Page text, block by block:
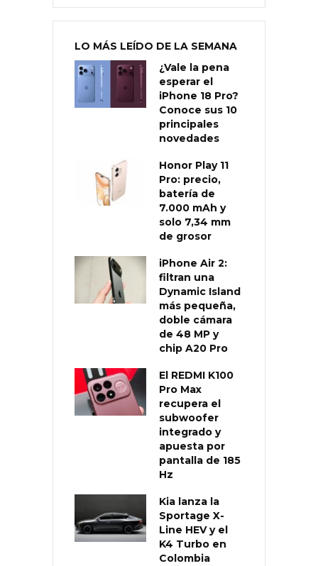
LO MÁS LEÍDO DE LA SEMANA
¿Vale la pena
esperar el
iPhone 18 Pro?
Conoce sus 10
principales
novedades
Honor Play 11
Pro: precio,
batería de
7.000 mAh y
solo 7,34 mm
de grosor
iPhone Air 2:
filtran una
Dynamic Island
más pequeña,
doble cámara
de 48 MP y
chip A20 Pro
El REDMI K100
Pro Max
recupera el
subwoofer
integrado y
apuesta por
pantalla de 185
Hz
Kia lanza la
Sportage X-
Line HEV y el
K4 Turbo en
Colombia